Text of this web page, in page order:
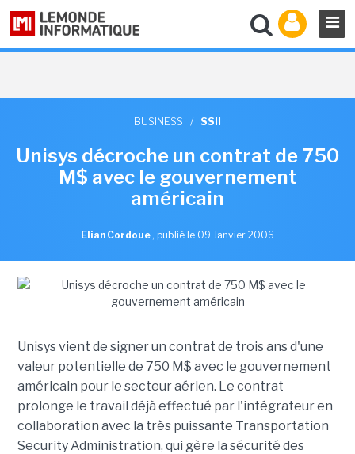
BUSINESS / SSII
Unisys décroche un contrat de 750
M$ avec le gouvernement
américain
Elian Cordoue , publié le 09 Janvier 2006
Unisys vient de signer un contrat de trois ans d'une
valeur potentielle de 750 M$ avec le gouvernement
américain pour le secteur aérien. Le contrat
prolonge le travail déjà effectué par l'intégrateur en
collaboration avec la très puissante Transportation
Security Administration, qui gère la sécurité des